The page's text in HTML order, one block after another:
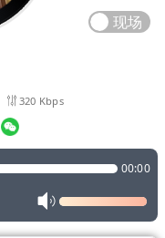
现场
320 Kbps
00:00